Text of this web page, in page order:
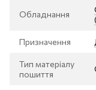
Обладнання
Призначення
Тип матеріалу
пошиття